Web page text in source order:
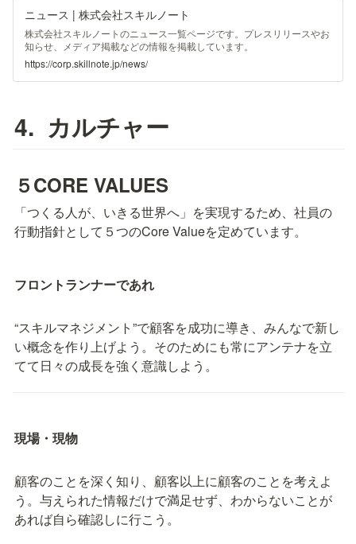
れており、個別化されたエクスペリエンスの提供を通じて、従業員の満
足度と生産性の向上、そしてエンゲージメントの深化を推進していま
す。 ■SKILL NOTEについて SKILL NOTEは、製造現場で従来より紙・
Excel・ハンコ等で管理されてきたスキルマップ（力量管理表）をクラ
ウド上で運用するSaaSです。製造現場のスキル/教育データがクラウド
に登録され見える化が進むことで、スキルデータを活用した計画的な人
NOTEは、新卒で信越化学工業に入社して以来25年以上にわたって製造
現場に向き合ってきた社長の山川が、当事者として体感した製造現場で
以上 にサービスを提供しております。 ■株式会社Skillnoteについて
「つくる人が、いきる世界へ」というビジョンのもとに、ものづくりに
おける人の成長を科学し、ものづくりに関わる全ての人がいきいきと働
く社会の実現を目指しています。 会社名：株式会社Skillnote 所在地：
東京都中央区京橋2-2-1 京橋エドグラン サウス棟4F 設立：2016年1月
ニュース | 株式会社スキルノート
株式会社スキルノートのニュース一覧ページです。プレスリリースやお
知らせ、メディア掲載などの情報を掲載しています。
https://corp.skillnote.jp/news/
4.  カルチャー
５CORE VALUES
「つくる人が、いきる世界へ」を実現するため、社員の
行動指針として５つのCore Valueを定めています。
フロントランナーであれ
“スキルマネジメント”で顧客を成功に導き、みんなで新し
い概念を作り上げよう。そのためにも常にアンテナを⽴
てて⽇々の成⻑を強く意識しよう。
現場・現物
顧客のことを深く知り、顧客以上に顧客のことを考えよ
う。与えられた情報だけで満⾜せず、わからないことが
あれば⾃ら確認しに⾏こう。